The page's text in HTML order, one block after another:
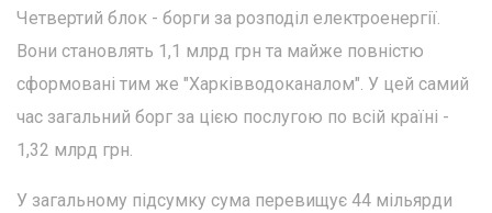
Четвертий блок - борги за розподіл електроенергії.
Вони становлять 1,1 млрд грн та майже повністю
сформовані тим же "Харківводоканалом". У цей самий
час загальний борг за цією послугою по всій країні -
1,32 млрд грн.
У загальному підсумку сума перевищує 44 мільярди